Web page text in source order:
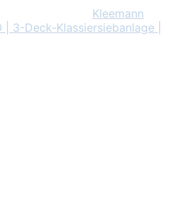
Kleemann
3-Deck-Klassiersiebanlage |